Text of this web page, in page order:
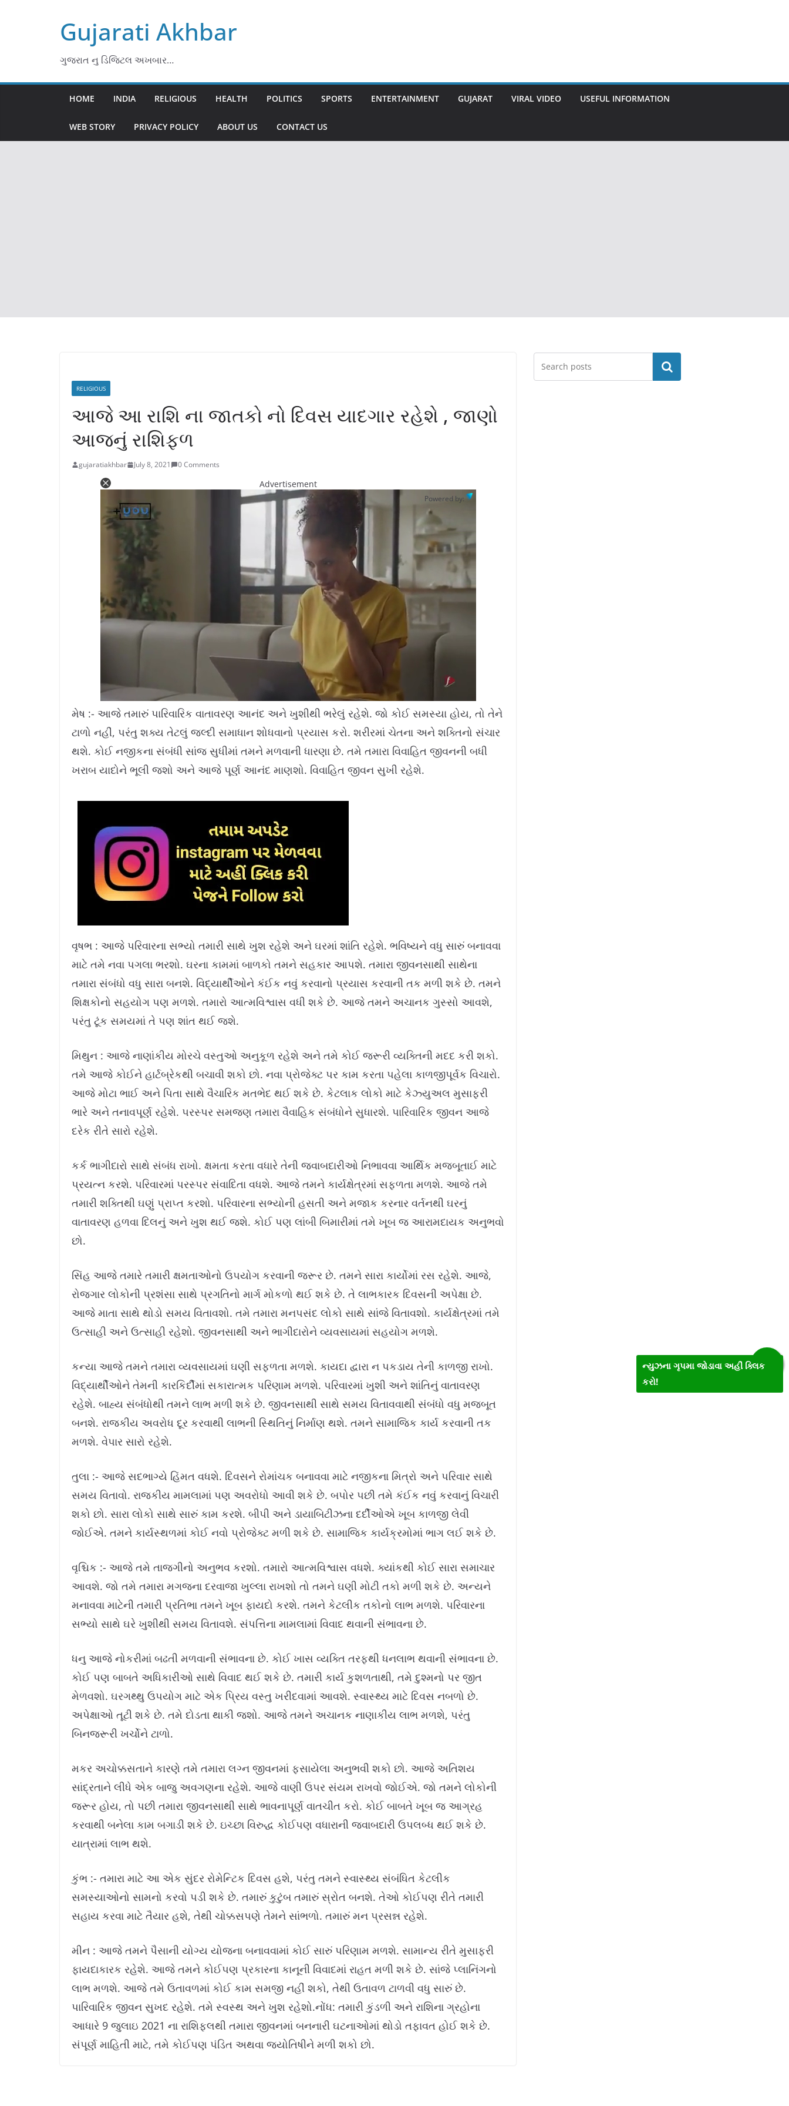
Gujarati Akhbar
ગુજરાત નુ ડિજિટલ અખબાર…
HOME INDIA RELIGIOUS HEALTH POLITICS SPORTS ENTERTAINMENT GUJARAT VIRAL VIDEO USEFUL INFORMATION
WEB STORY PRIVACY POLICY ABOUT US CONTACT US
RELIGIOUS
આજે આ રાશિ ના જાતકો નો દિવસ યાદગાર રહેશે , જાણો
આજનું રાશિફળ
gujaratiakhbar July 8, 2021 0 Comments
Advertisement
Powered by:
U
n
m
u
t
o
d
e
:
1
.
4
2
%
મેષ :- આજે તમારું પારિવારિક વાતાવરણ આનંદ અને ખુશીથી ભરેલું રહેશે. જો કોઈ સમસ્યા હોય, તો તેને
ટાળો નહીં, પરંતુ શક્ય તેટલું જલ્દી સમાધાન શોધવાનો પ્રયાસ કરો. શરીરમાં ચેતના અને શક્તિનો સંચાર
થશે. કોઈ નજીકના સંબંધી સાંજ સુધીમાં તમને મળવાની ધારણા છે. તમે તમારા વિવાહિત જીવનની બધી
ખરાબ યાદોને ભૂલી જશો અને આજે પૂર્ણ આનંદ માણશો. વિવાહિત જીવન સુખી રહેશે.
વૃષભ : આજે પરિવારના સભ્યો તમારી સાથે ખુશ રહેશે અને ઘરમાં શાંતિ રહેશે. ભવિષ્યને વધુ સારું બનાવવા
માટે તમે નવા પગલા ભરશો. ઘરના કામમાં બાળકો તમને સહકાર આપશે. તમારા જીવનસાથી સાથેના
તમારા સંબંધો વધુ સારા બનશે. વિદ્યાર્થીઓને કંઈક નવું કરવાનો પ્રયાસ કરવાની તક મળી શકે છે. તમને
શિક્ષકોનો સહયોગ પણ મળશે. તમારો આત્મવિશ્વાસ વધી શકે છે. આજે તમને અચાનક ગુસ્સો આવશે,
પરંતુ ટૂંક સમયમાં તે પણ શાંત થઈ જશે.
મિથુન : આજે નાણાંકીય મોરચે વસ્તુઓ અનુકૂળ રહેશે અને તમે કોઈ જરૂરી વ્યક્તિની મદદ કરી શકો.
તમે આજે કોઈને હાર્ટબ્રેકથી બચાવી શકો છો. નવા પ્રોજેક્ટ પર કામ કરતા પહેલા કાળજીપૂર્વક વિચારો.
આજે મોટા ભાઈ અને પિતા સાથે વૈચારિક મતભેદ થઈ શકે છે. કેટલાક લોકો માટે કેઝ્યુઅલ મુસાફરી
ભારે અને તનાવપૂર્ણ રહેશે. પરસ્પર સમજણ તમારા વૈવાહિક સંબંધોને સુધારશે. પારિવારિક જીવન આજે
દરેક રીતે સારો રહેશે.
કર્ક ભાગીદારો સાથે સંબંધ રાખો. ક્ષમતા કરતા વધારે તેની જવાબદારીઓ નિભાવવા આર્થિક મજબૂતાઈ માટે
પ્રયત્ન કરશે. પરિવારમાં પરસ્પર સંવાદિતા વધશે. આજે તમને કાર્યક્ષેત્રમાં સફળતા મળશે. આજે તમે
તમારી શક્તિથી ઘણું પ્રાપ્ત કરશો. પરિવારના સભ્યોની હસતી અને મજાક કરનાર વર્તનથી ઘરનું
વાતાવરણ હળવા દિલનું અને ખુશ થઈ જશે. કોઈ પણ લાંબી બિમારીમાં તમે ખૂબ જ આરામદાયક અનુભવો
છો.
સિંહ આજે તમારે તમારી ક્ષમતાઓનો ઉપયોગ કરવાની જરૂર છે. તમને સારા કાર્યોમાં રસ રહેશે. આજે,
રોજગાર લોકોની પ્રશંસા સાથે પ્રગતિનો માર્ગ મોકળો થઈ શકે છે. તે લાભકારક દિવસની અપેક્ષા છે.
આજે માતા સાથે થોડો સમય વિતાવશો. તમે તમારા મનપસંદ લોકો સાથે સાંજે વિતાવશો. કાર્યક્ષેત્રમાં તમે
ઉત્સાહી અને ઉત્સાહી રહેશો. જીવનસાથી અને ભાગીદારોને વ્યવસાયમાં સહયોગ મળશે.
કન્યા આજે તમને તમારા વ્યવસાયમાં ઘણી સફળતા મળશે. કાયદા દ્વારા ન પકડાય તેની કાળજી રાખો.
વિદ્યાર્થીઓને તેમની કારકિર્દીમાં સકારાત્મક પરિણામ મળશે. પરિવારમાં ખુશી અને શાંતિનું વાતાવરણ
રહેશે. બાહ્ય સંબંધોથી તમને લાભ મળી શકે છે. જીવનસાથી સાથે સમય વિતાવવાથી સંબંધો વધુ મજબૂત
બનશે. રાજકીય અવરોધ દૂર કરવાથી લાભની સ્થિતિનું નિર્માણ થશે. તમને સામાજિક કાર્ય કરવાની તક
મળશે. વેપાર સારો રહેશે.
તુલા :- આજે સદભાગ્યે હિંમત વધશે. દિવસને રોમાંચક બનાવવા માટે નજીકના મિત્રો અને પરિવાર સાથે
સમય વિતાવો. રાજકીય મામલામાં પણ અવરોધો આવી શકે છે. બપોર પછી તમે કંઈક નવું કરવાનું વિચારી
શકો છો. સારા લોકો સાથે સારું કામ કરશે. બીપી અને ડાયાબિટીઝના દર્દીઓએ ખૂબ કાળજી લેવી
જોઈએ. તમને કાર્યસ્થળમાં કોઈ નવો પ્રોજેક્ટ મળી શકે છે. સામાજિક કાર્યક્રમોમાં ભાગ લઈ શકે છે.
વૃશ્ચિક :- આજે તમે તાજગીનો અનુભવ કરશો. તમારો આત્મવિશ્વાસ વધશે. ક્યાંકથી કોઈ સારા સમાચાર
આવશે. જો તમે તમારા મગજના દરવાજા ખુલ્લા રાખશો તો તમને ઘણી મોટી તકો મળી શકે છે. અન્યને
મનાવવા માટેની તમારી પ્રતિભા તમને ખૂબ ફાયદો કરશે. તમને કેટલીક તકોનો લાભ મળશે. પરિવારના
સભ્યો સાથે ઘરે ખુશીથી સમય વિતાવશે. સંપત્તિના મામલામાં વિવાદ થવાની સંભાવના છે.
ધનુ આજે નોકરીમાં બઢતી મળવાની સંભાવના છે. કોઈ ખાસ વ્યક્તિ તરફથી ધનલાભ થવાની સંભાવના છે.
કોઈ પણ બાબતે અધિકારીઓ સાથે વિવાદ થઈ શકે છે. તમારી કાર્ય કુશળતાથી, તમે દુશ્મનો પર જીત
મેળવશો. ઘરગથ્થુ ઉપયોગ માટે એક પ્રિય વસ્તુ ખરીદવામાં આવશે. સ્વાસ્થ્ય માટે દિવસ નબળો છે.
અપેક્ષાઓ તૂટી શકે છે. તમે દોડતા થાકી જશો. આજે તમને અચાનક નાણાકીય લાભ મળશે, પરંતુ
બિનજરૂરી ખર્ચોને ટાળો.
મકર અચોક્કસતાને કારણે તમે તમારા લગ્ન જીવનમાં ફસાયેલા અનુભવી શકો છો. આજે અતિશય
સાંદ્રતાને લીધે એક બાજુ અવગણના રહેશે. આજે વાણી ઉપર સંયમ રાખવો જોઈએ. જો તમને લોકોની
જરૂર હોય, તો પછી તમારા જીવનસાથી સાથે ભાવનાપૂર્ણ વાતચીત કરો. કોઈ બાબતે ખૂબ જ આગ્રહ
કરવાથી બનેલા કામ બગાડી શકે છે. ઇચ્છા વિરુદ્ધ કોઈપણ વધારાની જવાબદારી ઉપલબ્ધ થઈ શકે છે.
યાત્રામાં લાભ થશે.
કુંભ :- તમારા માટે આ એક સુંદર રોમેન્ટિક દિવસ હશે, પરંતુ તમને સ્વાસ્થ્ય સંબંધિત કેટલીક
સમસ્યાઓનો સામનો કરવો પડી શકે છે. તમારું કુટુંબ તમારું સ્રોત બનશે. તેઓ કોઈપણ રીતે તમારી
સહાય કરવા માટે તૈયાર હશે, તેથી ચોક્કસપણે તેમને સાંભળો. તમારું મન પ્રસન્ન રહેશે.
મીન : આજે તમને પૈસાની યોગ્ય યોજના બનાવવામાં કોઈ સારું પરિણામ મળશે. સામાન્ય રીતે મુસાફરી
ફાયદાકારક રહેશે. આજે તમને કોઈપણ પ્રકારના કાનૂની વિવાદમાં રાહત મળી શકે છે. સાંજે પ્લાનિંગનો
લાભ મળશે. આજે તમે ઉતાવળમાં કોઈ કામ સમજી નહીં શકો, તેથી ઉતાવળ ટાળવી વધુ સારું છે.
પારિવારિક જીવન સુખદ રહેશે. તમે સ્વસ્થ અને ખુશ રહેશો.નોંધ: તમારી કુંડળી અને રાશિના ગ્રહોના
આધારે 9 જુલાઇ 2021 ના ​​રાશિફલથી તમારા જીવનમાં બનનારી ઘટનાઓમાં થોડો તફાવત હોઈ શકે છે.
સંપૂર્ણ માહિતી માટે, તમે કોઈપણ પંડિત અથવા જ્યોતિષીને મળી શકો છો.
Search
ન્યુઝના ગૃપમા જોડાવા અહીં ક્લિક
કરો!